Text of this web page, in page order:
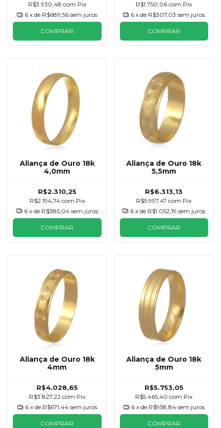
R$3.930,48 com Pix
6 x de R$689,56 sem juros
COMPRAR
R$1.750,06com Pix
6 x de R$307,03 sem juros
COMPRAR
Aliança de Ouro 18k
4,0mm
R$2.310,25
R$2.194,74 com Pix
6 x de R$385,04 sem juros
COMPRAR
Aliança de Ouro 18k
5,5mm
R$6.313,13
R$5.997,47com Pix
6 x de R$1.052,19 sem juros
COMPRAR
Aliança de Ouro 18k
4mm
R$4.028,65
R$3.827,22 com Pix
6 x de R$671,44 sem juros
COMPRAR
Aliança de Ouro 18k
5mm
R$5.753,05
R$5.465,40com Pix
6 x de R$958,84 sem juros
COMPRAR